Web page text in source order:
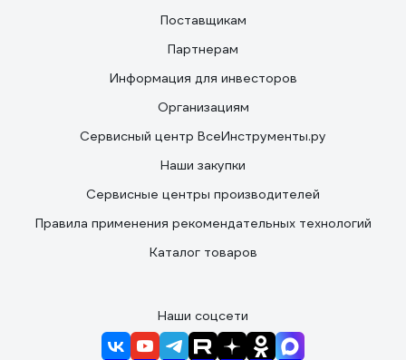
Поставщикам
Партнерам
Информация для инвесторов
Организациям
Сервисный центр ВсеИнструменты.ру
Наши закупки
Сервисные центры производителей
Правила применения рекомендательных технологий
Каталог товаров
Наши соцсети